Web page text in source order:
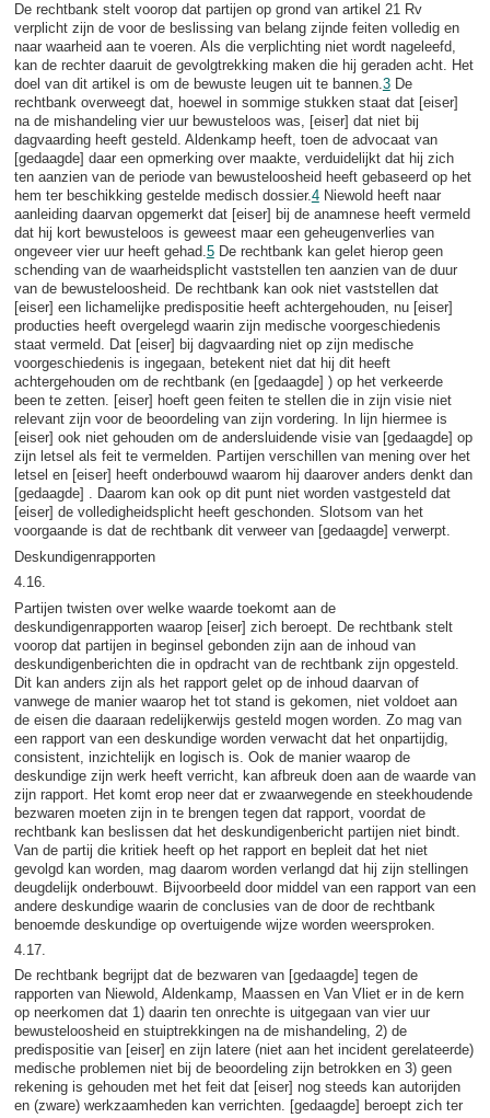
De rechtbank stelt voorop dat partijen op grond van artikel 21 Rv
verplicht zijn de voor de beslissing van belang zijnde feiten volledig en
naar waarheid aan te voeren. Als die verplichting niet wordt nageleefd,
kan de rechter daaruit de gevolgtrekking maken die hij geraden acht. Het
doel van dit artikel is om de bewuste leugen uit te bannen.3De
rechtbank overweegt dat, hoewel in sommige stukken staat dat [eiser]
na de mishandeling vier uur bewusteloos was, [eiser] dat niet bij
dagvaarding heeft gesteld. Aldenkamp heeft, toen de advocaat van
[gedaagde] daar een opmerking over maakte, verduidelijkt dat hij zich
ten aanzien van de periode van bewusteloosheid heeft gebaseerd op het
hem ter beschikking gestelde medisch dossier.4Niewold heeft naar
aanleiding daarvan opgemerkt dat [eiser] bij de anamnese heeft vermeld
dat hij kort bewusteloos is geweest maar een geheugenverlies van
ongeveer vier uur heeft gehad.5De rechtbank kan gelet hierop geen
schending van de waarheidsplicht vaststellen ten aanzien van de duur
van de bewusteloosheid. De rechtbank kan ook niet vaststellen dat
[eiser] een lichamelijke predispositie heeft achtergehouden, nu [eiser]
producties heeft overgelegd waarin zijn medische voorgeschiedenis
staat vermeld. Dat [eiser] bij dagvaarding niet op zijn medische
voorgeschiedenis is ingegaan, betekent niet dat hij dit heeft
achtergehouden om de rechtbank (en [gedaagde] ) op het verkeerde
been te zetten. [eiser] hoeft geen feiten te stellen die in zijn visie niet
relevant zijn voor de beoordeling van zijn vordering. In lijn hiermee is
[eiser] ook niet gehouden om de andersluidende visie van [gedaagde] op
zijn letsel als feit te vermelden. Partijen verschillen van mening over het
letsel en [eiser] heeft onderbouwd waarom hij daarover anders denkt dan
[gedaagde] . Daarom kan ook op dit punt niet worden vastgesteld dat
[eiser] de volledigheidsplicht heeft geschonden. Slotsom van het
voorgaande is dat de rechtbank dit verweer van [gedaagde] verwerpt.
Deskundigenrapporten
4.16.
Partijen twisten over welke waarde toekomt aan de
deskundigenrapporten waarop [eiser] zich beroept. De rechtbank stelt
voorop dat partijen in beginsel gebonden zijn aan de inhoud van
deskundigenberichten die in opdracht van de rechtbank zijn opgesteld.
Dit kan anders zijn als het rapport gelet op de inhoud daarvan of
vanwege de manier waarop het tot stand is gekomen, niet voldoet aan
de eisen die daaraan redelijkerwijs gesteld mogen worden. Zo mag van
een rapport van een deskundige worden verwacht dat het onpartijdig,
consistent, inzichtelijk en logisch is. Ook de manier waarop de
deskundige zijn werk heeft verricht, kan afbreuk doen aan de waarde van
zijn rapport. Het komt erop neer dat er zwaarwegende en steekhoudende
bezwaren moeten zijn in te brengen tegen dat rapport, voordat de
rechtbank kan beslissen dat het deskundigenbericht partijen niet bindt.
Van de partij die kritiek heeft op het rapport en bepleit dat het niet
gevolgd kan worden, mag daarom worden verlangd dat hij zijn stellingen
deugdelijk onderbouwt. Bijvoorbeeld door middel van een rapport van een
andere deskundige waarin de conclusies van de door de rechtbank
benoemde deskundige op overtuigende wijze worden weersproken.
4.17.
De rechtbank begrijpt dat de bezwaren van [gedaagde] tegen de
rapporten van Niewold, Aldenkamp, Maassen en Van Vliet er in de kern
op neerkomen dat 1) daarin ten onrechte is uitgegaan van vier uur
bewusteloosheid en stuiptrekkingen na de mishandeling, 2) de
predispositie van [eiser] en zijn latere (niet aan het incident gerelateerde)
medische problemen niet bij de beoordeling zijn betrokken en 3) geen
rekening is gehouden met het feit dat [eiser] nog steeds kan autorijden
en (zware) werkzaamheden kan verrichten. [gedaagde] beroept zich ter